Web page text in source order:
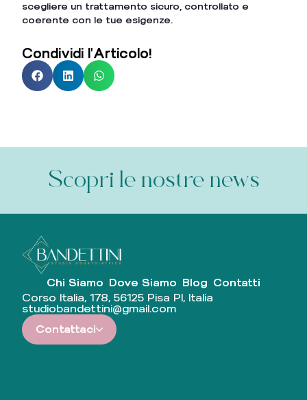
scegliere un trattamento sicuro, controllato e
coerente con le tue esigenze.
Condividi l'Articolo!
Scopri le nostre news
Chi Siamo Dove Siamo Blog Contatti
Corso Italia, 178, 56125 Pisa PI, Italia
studiobandettini@gmail.com
Contattaci